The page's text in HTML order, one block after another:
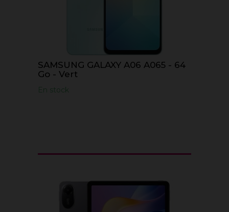
SAMSUNG GALAXY A06 A065 - 64
Go - Vert
En stock